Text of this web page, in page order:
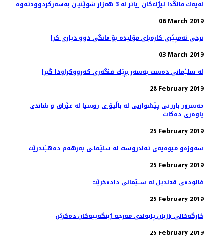
06 March 2019
نرخی ئه‌مپێری كاره‌بای مۆلیده‌ بۆ مانگی دوو دیاری كرا
03 March 2019
له‌ سلێمانی ده‌ست به‌سه‌ر بڕێك فنگه‌ری كه‌رووكراودا گیرا
28 February 2019
مه‌سرور بارزانی پێشوازیی لە باڵیۆزی روسیا لە عێراق و شاندی
یاوه‌ری ده‌كات
25 February 2019
سه‌وزه‌و میوه‌یه‌ی ته‌ندروست له‌ سلێمانی به‌رهه‌م ده‌هێندرێت
25 February 2019
فالوده‌ی قه‌ندیل له‌ سلێمانی داده‌خرێت
25 February 2019
كارگه‌كانی بازیان پابه‌ندی مه‌رجه‌ ژینگه‌ییه‌كان ده‌كرێن
25 February 2019